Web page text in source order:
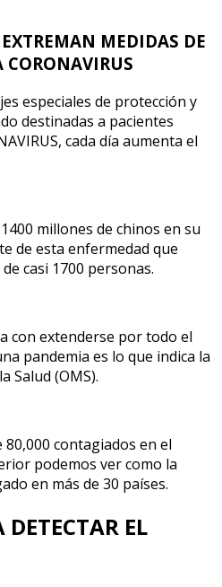
MEDIDAS DE
CORONAVIRUS
especiales de protección y
destinadas a pacientes
cada día aumenta el
millones de chinos en su
de esta enfermedad que
casi 1700 personas.
con extenderse por todo el
pandemia es lo que indica la
Salud (OMS).
contagiados en el
podemos ver como la
en más de 30 países.
EL